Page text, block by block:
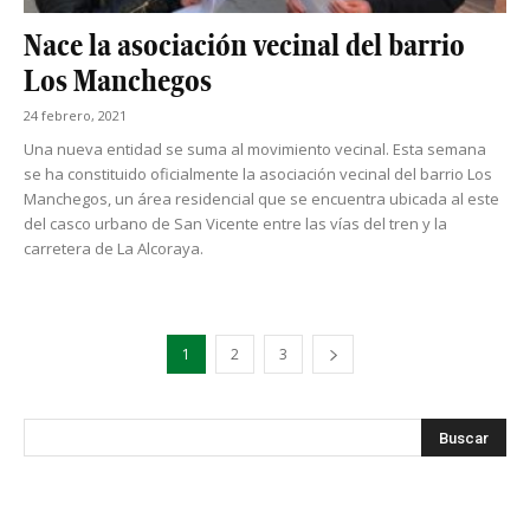
Nace la asociación vecinal del barrio
Los Manchegos
24 febrero, 2021
Una nueva entidad se suma al movimiento vecinal. Esta semana
se ha constituido oficialmente la asociación vecinal del barrio Los
Manchegos, un área residencial que se encuentra ubicada al este
del casco urbano de San Vicente entre las vías del tren y la
carretera de La Alcoraya.
1 2 3